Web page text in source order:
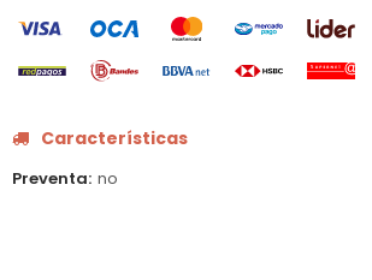
Características
Preventa no